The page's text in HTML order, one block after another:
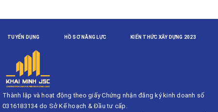
TUYỂN DỤNG HỒ SƠ NĂNG LỰC KIẾN THỨC XÂY DỰNG 2023
Thành lập và hoạt động theo giấy Chứng nhận đăng ký kinh doanh số
0316183134 do Sở Kế hoạch & Đầu tư cấp.